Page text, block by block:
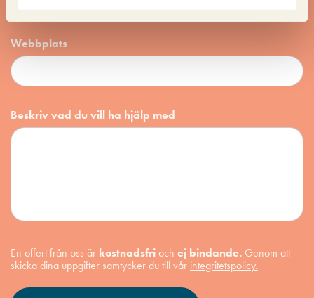
Webbplats
Beskriv vad du vill ha hjälp med
En offert från oss är kostnadsfrioch ej bindande. Genom att
skicka dina uppgifter samtycker du till vår integritetspolicy.